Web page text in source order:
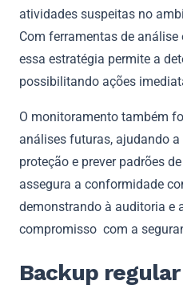
atividades suspeitas no
Com ferramentas de
essa estratégia permite a
possibilitando ações
O monitoramento também
análises futuras, ajudando
proteção e prever padrões
assegura a conformidade
demonstrando à auditoria e
compromisso com a
Backup